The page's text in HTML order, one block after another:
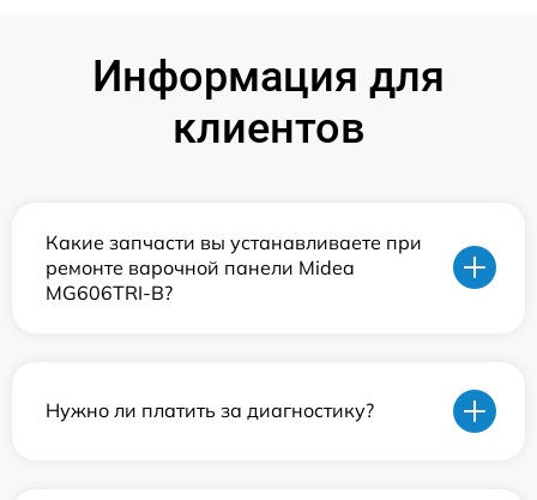
Информация для
клиентов
Какие запчасти вы устанавливаете при
ремонте варочной панели Midea
MG606TRI-B?
Нужно ли платить за диагностику?